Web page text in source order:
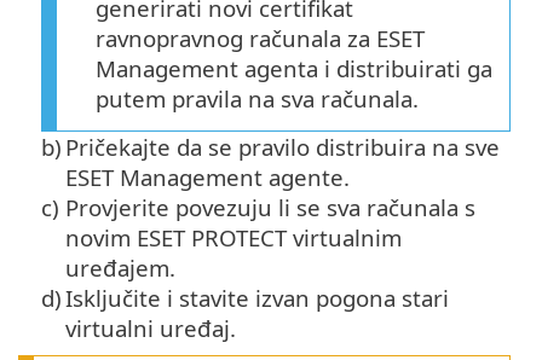
generirati novi certifikat
ravnopravnog računala za ESET
Management agenta i distribuirati ga
putem pravila na sva računala.
b) Pričekajte da se pravilo distribuira na sve
ESET Management agente.
c) Provjerite povezuju li se sva računala s
novim ESET PROTECT virtualnim
uređajem.
d)Isključite i stavite izvan pogona stari
virtualni uređaj.